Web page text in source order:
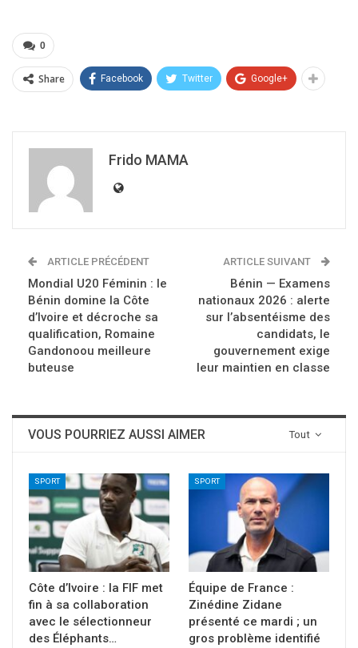
0
Share Facebook Twitter Google+
Frido MAMA
ARTICLE PRÉCÉDENT
Mondial U20 Féminin : le
Bénin domine la Côte
d’Ivoire et décroche sa
qualification, Romaine
Gandonoou meilleure
buteuse
ARTICLE SUIVANT
Bénin — Examens
nationaux 2026 : alerte
sur l’absentéisme des
candidats, le
gouvernement exige
leur maintien en classe
Tout
VOUS POURRIEZ AUSSI AIMER
SPORT
Côte d’Ivoire : la FIF met
fin à sa collaboration
avec le sélectionneur
des Éléphants…
SPORT
Équipe de France :
Zinédine Zidane
présenté ce mardi ; un
gros problème identifié